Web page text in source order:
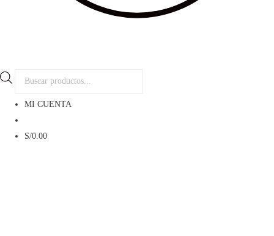
productos
MI CUENTA
Menú
S/0.00